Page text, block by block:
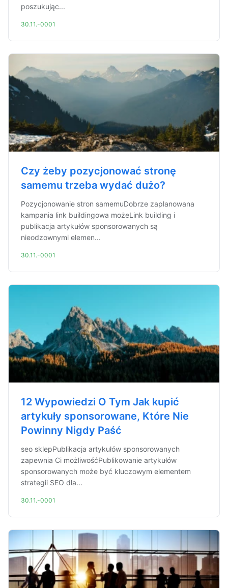
poszukując...
30.11.-0001
Czy żeby pozycjonować stronę
samemu trzeba wydać dużo?
Pozycjonowanie stron samemuDobrze zaplanowana
kampania link buildingowa możeLink building i
publikacja artykułów sponsorowanych są
nieodzownymi elemen...
30.11.-0001
12 Wypowiedzi O Tym Jak kupić
artykuły sponsorowane, Które Nie
Powinny Nigdy Paść
seo sklepPublikacja artykułów sponsorowanych
zapewnia Ci możliwośćPublikowanie artykułów
sponsorowanych może być kluczowym elementem
strategii SEO dla...
30.11.-0001